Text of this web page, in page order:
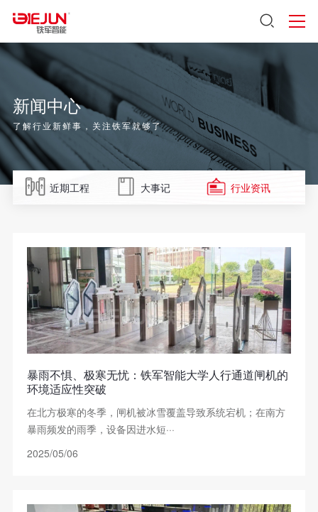
新闻中心
了解行业新鲜事，关注铁军就够了
近期工程 大事记 行业资讯
暴雨不惧、极寒无忧：铁军智能大学人行通道闸机的
环境适应性突破
在北方极寒的冬季，闸机被冰雪覆盖导致系统宕机；在南方
暴雨频发的雨季，设备因进水短···
2025/05/06